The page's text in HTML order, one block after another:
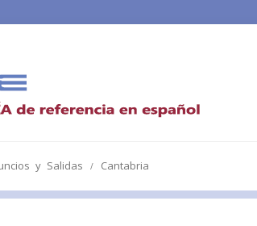
y Salidas Cantabria